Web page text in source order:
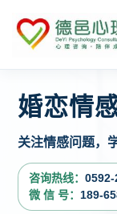
婚恋情
关注情感问题，
咨询热线： 0592-
微 信 号： 189-